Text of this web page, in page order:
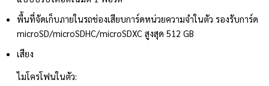
พื้นที่จัดเก็บภายในรถช่องเสียบการ์ดหน่วยความจำในตัว รองรับการ์ด
microSD/microSDHC/microSDXC สูงสุด 512 GB
เสียง
ไมโครโฟนในตัว: